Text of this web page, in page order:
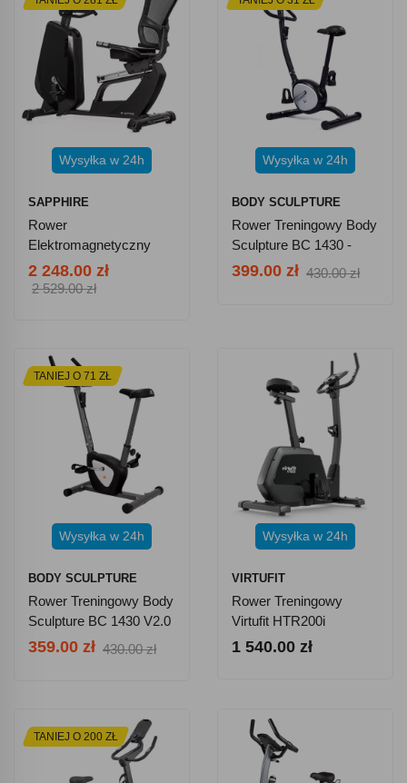
Wysyłka w 24h
SAPPHIRE
Rower
Elektromagnetyczny
Poziomy Sapphire SG-
9050RB SIGMA
2 248.00 zł
2 529.00 zł
Wysyłka w 24h
BODY SCULPTURE
Rower Treningowy Body
Sculpture BC 1430 -
Czarny
399.00 zł 430.00 zł
TANIEJ O 71 ZŁ
Wysyłka w 24h
BODY SCULPTURE
Rower Treningowy Body
Sculpture BC 1430 V2.0
359.00 zł 430.00 zł
Wysyłka w 24h
VIRTUFIT
Rower Treningowy
Virtufit HTR200i
1 540.00 zł
TANIEJ O 200 ZŁ